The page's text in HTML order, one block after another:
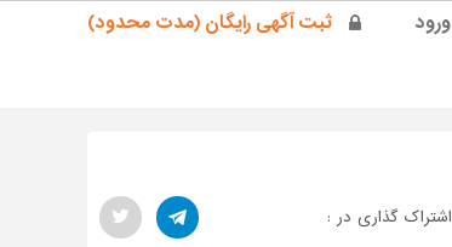
ورود ثبت آگهی رایگان (مدت محدود)
اشتراک گذاری در :